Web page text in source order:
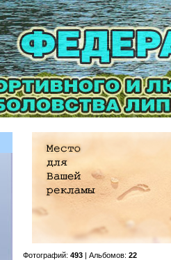
Фотографий: 493 | Альбомов: 22